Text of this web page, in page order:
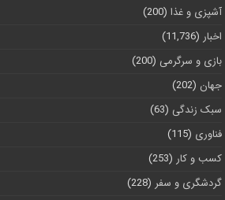
آشپزی و غذا (200)
اخبار (11,736)
بازی و سرگرمی (200)
جهان (202)
سبک زندگی (63)
فناوری (115)
کسب و کار (253)
گردشگری و سفر (228)